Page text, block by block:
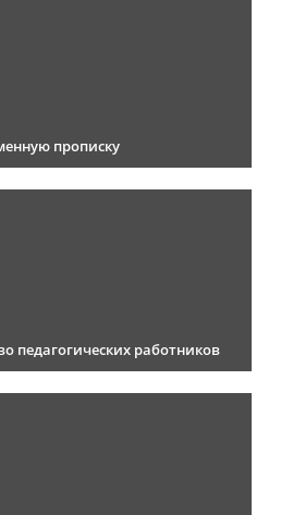
прописку
педагогических работников